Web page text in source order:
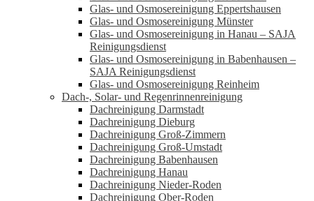
Glas- und Osmosereinigung Eppertshausen
Glas- und Osmosereinigung Münster
Glas- und Osmosereinigung in Hanau – SAJA
Reinigungsdienst
Glas- und Osmosereinigung in Babenhausen –
SAJA Reinigungsdienst
Glas- und Osmosereinigung Reinheim
Dach-, Solar- und Regenrinnenreinigung
Dachreinigung Darmstadt
Dachreinigung Dieburg
Dachreinigung Groß-Zimmern
Dachreinigung Groß-Umstadt
Dachreinigung Babenhausen
Dachreinigung Hanau
Dachreinigung Nieder-Roden
Dachreinigung Ober-Roden